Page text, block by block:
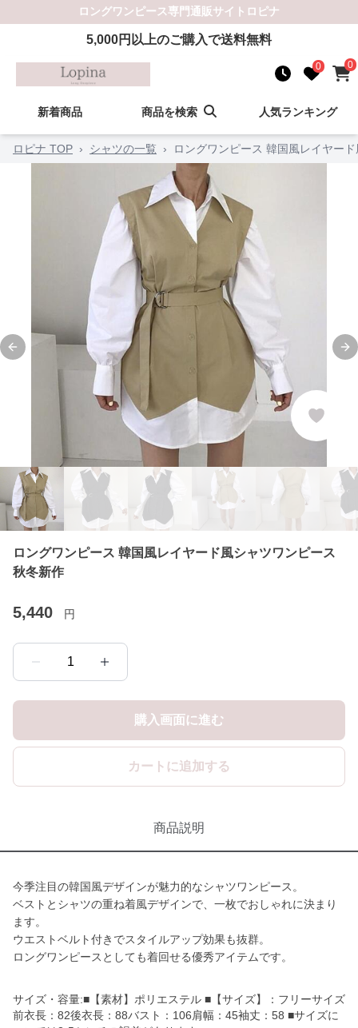
ロングワンピース専門通販サイト ロピナ
5,000円以上のご購入で送料無料
0 0
新着商品 商品を検索 人気ランキング
ロピナ TOP › シャツの一覧 › ロングワンピース 韓国風レイヤー
Previous slide
ロングワンピース 韓国風レイヤード風シャツワンピース
秋冬新作
5,440 円
1
購入画面に進む
カートに追加する
商品説明
今季注目の韓国風デザインが魅力的なシャツワンピース。
ベストとシャツの重ね着風デザインで、一枚でおしゃれに決まり
ます。
ウエストベルト付きでスタイルアップ効果も抜群。
ロングワンピースとしても着回せる優秀アイテムです。
サイズ・容量:■【素材】ポリエステル ■【サイズ】：フリーサイズ
前衣長：82後衣長：88バスト：106肩幅：45袖丈：58 ■サイズに